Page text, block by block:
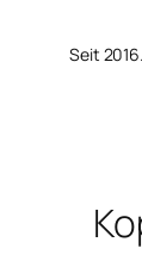
Seit